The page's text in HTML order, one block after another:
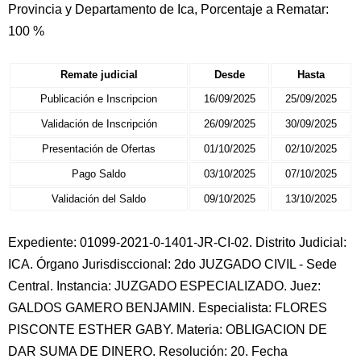
Provincia y Departamento de Ica, Porcentaje a Rematar:
100 %
Remate judicial Desde
Hasta
Publicación e Inscripcion
16/09/2025 25/09/2025
Validación de Inscripción 26/09/2025 30/09/2025
Presentación de Ofertas 01/10/2025 02/10/2025
Pago Saldo 03/10/2025 07/10/2025
Validación del Saldo 09/10/2025 13/10/2025
Expediente: 01099-2021-0-1401-JR-CI-02. Distrito Judicial:
ICA. Órgano Jurisdisccional: 2do JUZGADO CIVIL - Sede
Central. Instancia: JUZGADO ESPECIALIZADO. Juez:
GALDOS GAMERO BENJAMIN. Especialista: FLORES
PISCONTE ESTHER GABY. Materia: OBLIGACION DE
DAR SUMA DE DINERO. Resolución: 20. Fecha